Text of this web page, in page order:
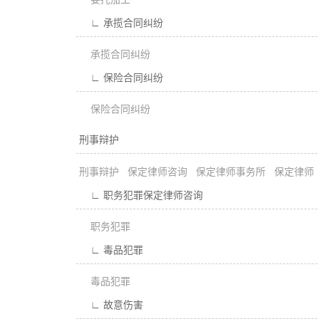
∟ 承揽合同纠纷
承揽合同纠纷
∟ 保险合同纠纷
保险合同纠纷
刑事辩护
刑事辩护 保定律师咨询 保定律师事务所 保定律师
∟ 职务犯罪保定律师咨询
职务犯罪
∟ 毒品犯罪
毒品犯罪
∟ 故意伤害